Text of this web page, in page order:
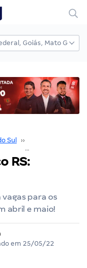
Sul ››
RS:
para os
abril e maio!
em 25/05/22